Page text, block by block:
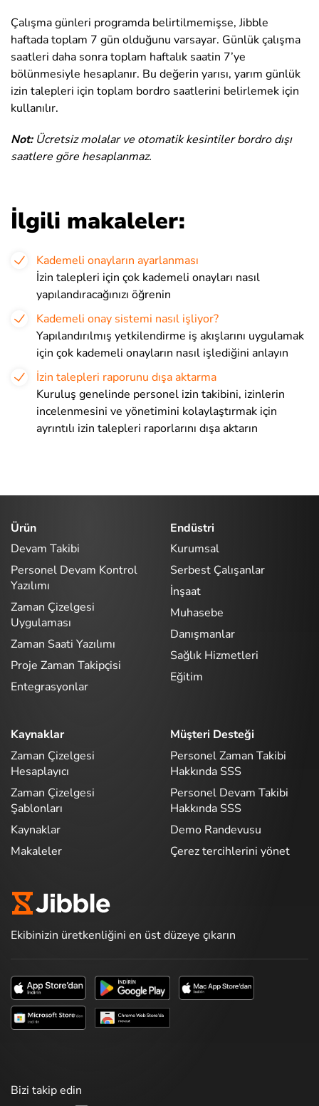
Çalışma günleri programda belirtilmemişse, Jibble
haftada toplam 7 gün olduğunu varsayar. Günlük çalışma
saatleri daha sonra toplam haftalık saatin 7’ye
bölünmesiyle hesaplanır. Bu değerin yarısı, yarım günlük
izin talepleri için toplam bordro saatlerini belirlemek için
kullanılır.
Not:Ücretsiz molalar ve otomatik kesintiler bordro dışı
saatlere göre hesaplanmaz.
İlgili makaleler:
Kademeli onayların ayarlanması
İzin talepleri için çok kademeli onayları nasıl
yapılandıracağınızı öğrenin
Kademeli onay sistemi nasıl işliyor?
Yapılandırılmış yetkilendirme iş akışlarını uygulamak
için çok kademeli onayların nasıl işlediğini anlayın
İzin talepleri raporunu dışa aktarma
Kuruluş genelinde personel izin takibini, izinlerin
incelenmesini ve yönetimini kolaylaştırmak için
ayrıntılı izin talepleri raporlarını dışa aktarın
Ürün
Devam Takibi
Personel Devam Kontrol
Yazılımı
Zaman Çizelgesi
Uygulaması
Zaman Saati Yazılımı
Proje Zaman Takipçisi
Entegrasyonlar
Endüstri
Kurumsal
Serbest Çalışanlar
İnşaat
Muhasebe
Danışmanlar
Sağlık Hizmetleri
Eğitim
Kaynaklar
Zaman Çizelgesi
Hesaplayıcı
Zaman Çizelgesi
Şablonları
Kaynaklar
Makaleler
Müşteri Desteği
Personel Zaman Takibi
Hakkında SSS
Personel Devam Takibi
Hakkında SSS
Demo Randevusu
Çerez tercihlerini yönet
Ekibinizin üretkenliğini en üst düzeye çıkarın
Bizi takip edin